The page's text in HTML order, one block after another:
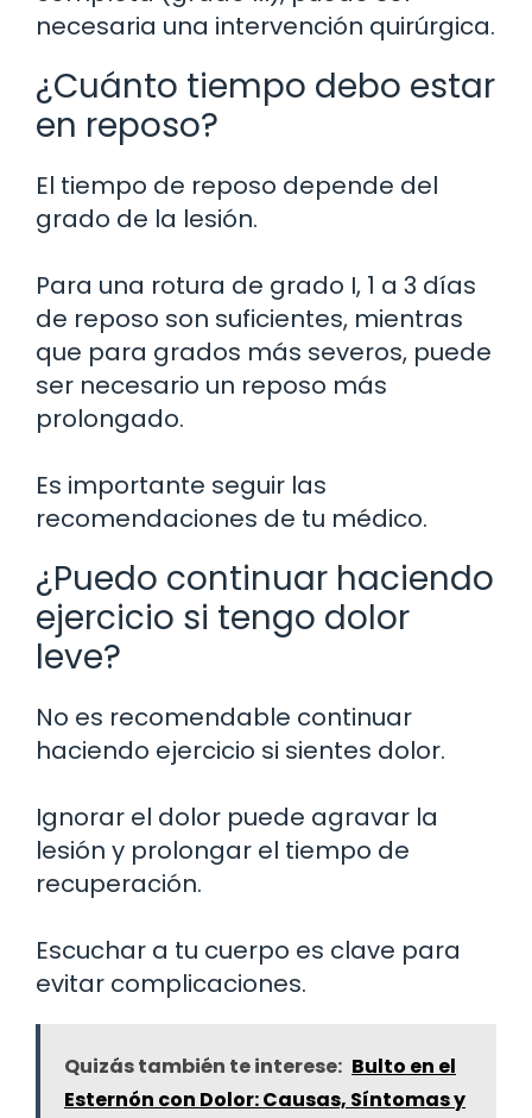
necesaria una intervención quirúrgica.
¿Cuánto tiempo debo estar
en reposo?
El tiempo de reposo depende del
grado de la lesión.
Para una rotura de grado I, 1 a 3 días
de reposo son suficientes, mientras
que para grados más severos, puede
ser necesario un reposo más
prolongado.
Es importante seguir las
recomendaciones de tu médico.
¿Puedo continuar haciendo
ejercicio si tengo dolor
leve?
No es recomendable continuar
haciendo ejercicio si sientes dolor.
Ignorar el dolor puede agravar la
lesión y prolongar el tiempo de
recuperación.
Escuchar a tu cuerpo es clave para
evitar complicaciones.
Quizás también te interese: Bulto en el
Esternón con Dolor: Causas, Síntomas y